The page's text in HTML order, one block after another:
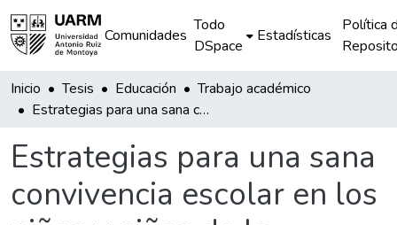
Comunidades
Todo
DSpace
Estadísticas
Política
Inicio Tesis Educación
Trabajo académico
Estrategias para una sana convivencia escolar en los niños y niñas de la Institución Educativa Inicial N°462 de Primero de Enero
Estrategias para una sana
convivencia escolar en los